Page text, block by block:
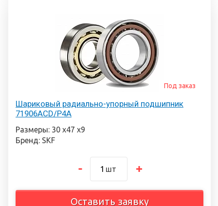
Шариковый радиально-упорный подшипник
71906ACD/P4A
Под заказ
Размеры: 30 х47 х9
Бренд: SKF
шт
Оставить заявку